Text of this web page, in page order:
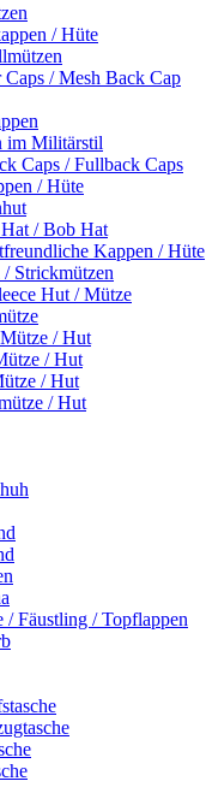
/ Hüte
Caps / Mesh Back Cap
im Militärstil
Caps / Fullback Caps
/ Hüte
/ Bob Hat
Kappen / Hüte
Strickmützen
Hut / Mütze
/ Hut
/ Hut
/ Hut
/ Hut
/ Fäustling / Topflappen